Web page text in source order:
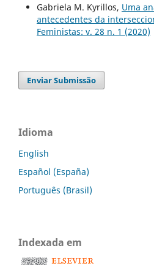
Gabriela M. Kyrillos, Uma
antecedentes da
Feministas: v. 28 n. 1 (2020)
Enviar Submissão
Idioma
English
Español (España)
Português (Brasil)
Indexada em